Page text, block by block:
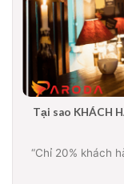
Tại sao KHÁCH
“Chỉ 20% khách